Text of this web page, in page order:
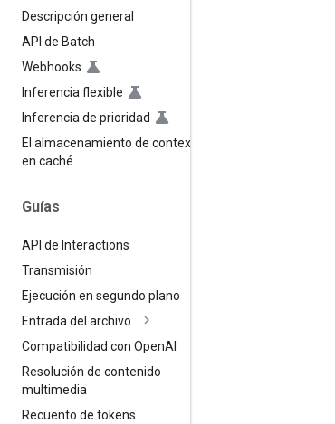
Descripción general
API de Batch
Webhooks
Inferencia flexible
Inferencia de prioridad
El almacenamiento de contexto
en caché
Guías
API de Interactions
Transmisión
Ejecución en segundo plano
Entrada del archivo
Compatibilidad con OpenAI
Resolución de contenido
multimedia
Recuento de tokens